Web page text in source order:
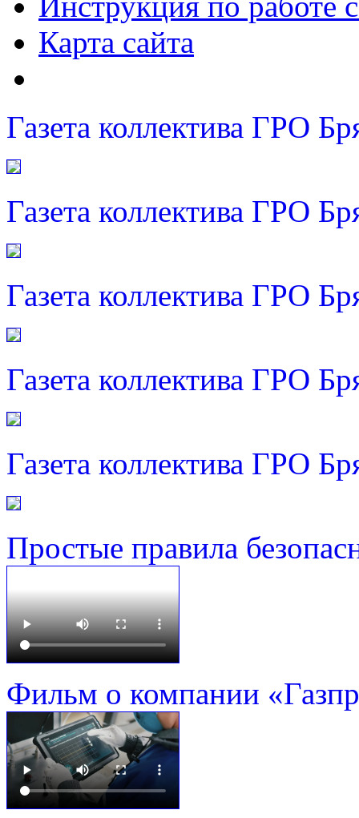
Карта сайта
Газета коллектива ГРО
Газета коллектива ГРО
Газета коллектива ГРО
Газета коллектива ГРО
Газета коллектива ГРО
Простые правила
Фильм о компании